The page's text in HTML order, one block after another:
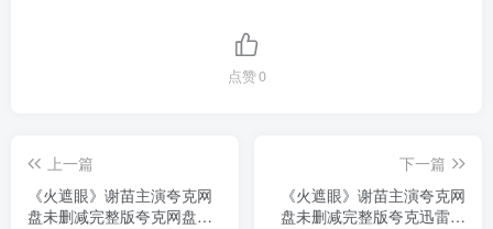
点赞0
上一篇
《火遮眼》谢苗主演夸克网
盘未删减完整版夸克网盘下
下一篇
《火遮眼》谢苗主演夸克网
盘未删减完整版夸克迅雷网